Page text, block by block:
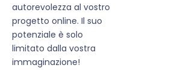
autorevolezza al vostro
progetto online. Il suo
potenziale è solo
limitato dalla vostra
immaginazione!